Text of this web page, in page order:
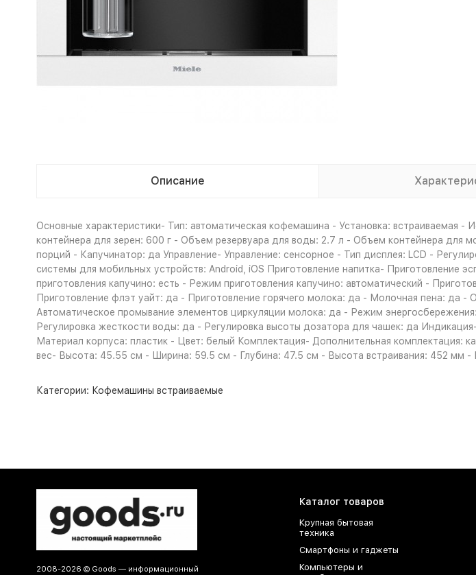
Описание
Основные характеристики- Тип: автоматическая кофемашина - Установка:
контейнера для зерен: 600 г - Объем резервуара для воды: 2.7 л - Объем контейнера
порций - Капучинатор: да Управление- Управление: сенсорное - Тип дисплея: LCD -
системы для мобильных устройств: Android, iOS Приготовление напитка- Приготовление
приготовления капучино: есть - Режим приготовления капучино: автоматический -
Приготовление флэт уайт: да - Приготовление горячего молока: да - Молочная пена: да
Автоматическое промывание элементов циркуляции молока: да - Режим
Регулировка жесткости воды: да - Регулировка высоты дозатора для чашек: да
Материал корпуса: пластик - Цвет: белый Комплектация- Дополнительная
вес- Высота: 45.55 см - Ширина: 59.5 см - Глубина: 47.5 см - Высота встраивания: 452 мм
Категории: Кофемашины встраиваемые
2008-2026 © Goods — информационный
Каталог товаров
Крупная бытовая
техника
Смартфоны и гаджеты
Компьютеры и